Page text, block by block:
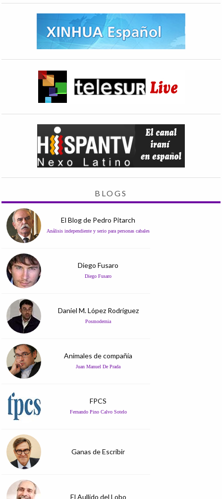
BLOGS
El Blog de Pedro Pitarch
Análisis independiente y serio para personas cabales
Diego Fusaro
Diego Fusaro
Daniel M. López Rodríguez
Posmodernia
Animales de compañía
Juan Manuel De Prada
FPCS
Fernando Pino Calvo Sotelo
Ganas de Escribir
El Aullido del Lobo